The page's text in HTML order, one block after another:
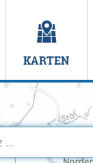
KARTEN